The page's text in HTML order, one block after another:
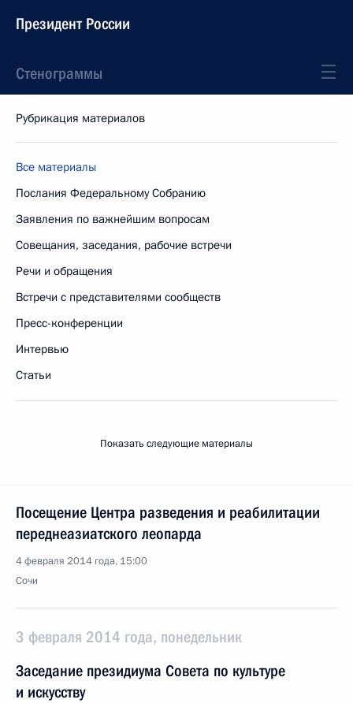
Президент России
Стенограммы
Рубрикация материалов
Все материалы
Послания Федеральному Собранию
Заявления по важнейшим вопросам
Совещания, заседания, рабочие встречи
Речи и обращения
Встречи с представителями сообществ
Пресс-конференции
Интервью
Статьи
Показать следующие материалы
Посещение Центра разведения и реабилитации
переднеазиатского леопарда
4 февраля 2014 года, 15:00
Сочи
3 февраля 2014 года, понедельник
Заседание президиума Совета по культуре
и искусству